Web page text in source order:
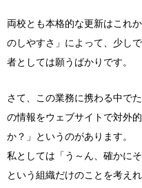
両校とも本格的な更新はこれ
のしやすさ」によって、少し
者としては願うばかりです。
さて、この業務に携わる中で
の情報をウェブサイトで対外
か？」というのがあります。
私としては「う～ん、確かに
という組織だけのことを考え